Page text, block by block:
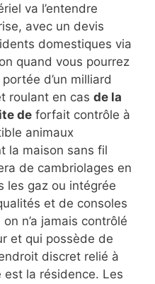
va l’entendre
avec un devis
domestiques via
quand vous pourrez
d’un milliard
roulant en cas de la
de forfait contrôle à
animaux
la maison sans fil
de cambriolages en
les gaz ou intégrée
et de consoles
n’a jamais contrôlé
et qui possède de
discret relié à
est la résidence. Les